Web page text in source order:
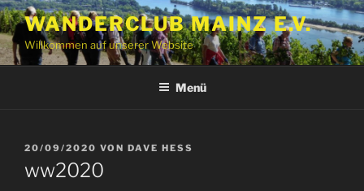
Zum
Inhalt
springen
WANDERCLUB MAINZ E.V.
Willkommen auf unserer Website
Menü
VERÖFFENTLICHT
20/09/2020 VON DAVE HESS
ww2020